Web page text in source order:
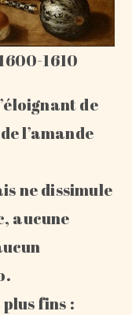
1610
de
l’amande
ne dissimule
aucune
fins :